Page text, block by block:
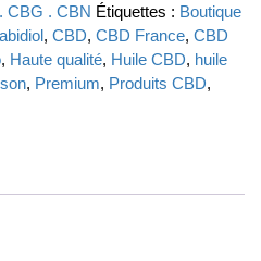
CBG . CBN Étiquettes : Boutique
, CBD, CBD France, CBD
, Haute qualité, Huile CBD, huile
, Premium, Produits CBD,